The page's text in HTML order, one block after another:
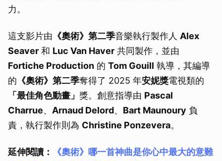
力。
這支影片由 《奧術》第二季音樂執行製作人 Alex
Seaver 和 Luc Van Haver 共同製作，並由
Fortiche Production 的 Tom Gouill 執導，其編導
的 《奧術》第二季奪得了 2025 年安妮獎電視類的
「最佳角色動畫」 獎。創意指導由 Pascal
Charrue、 Arnaud Delord、 Bart Maunoury 負
責，執行製作則為 Christine Ponzevera。
延伸閱讀：
《奧術》哪一首神曲是你心中最大的意難